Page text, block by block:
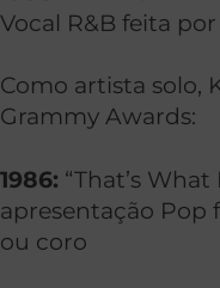
Vocal R&B feita
Como artista solo,
Grammy Awards:
1986: “That’s
apresentação
ou coro